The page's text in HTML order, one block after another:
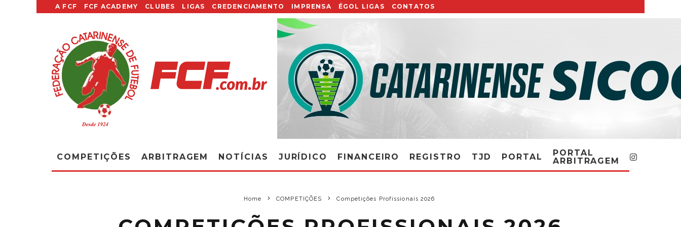
A FCF FCF ACADEMY CLUBES LIGAS CREDENCIAMENTO IMPRENSA ÉGOL LIGAS CONTATOS
COMPETIÇÕES ARBITRAGEM NOTÍCIAS JURÍDICO FINANCEIRO REGISTRO TJD PORTAL
PORTAL
ARBITRAGEM
Home COMPETIÇÕES Competições Profissionais 2026